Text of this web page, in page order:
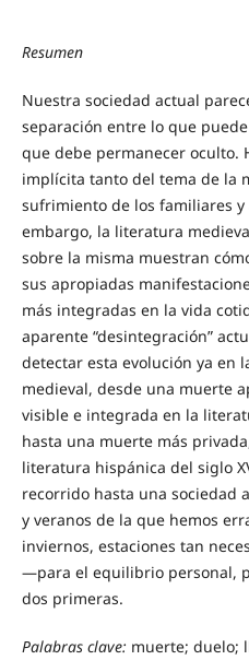
Resumen
Nuestra sociedad actual
separación entre lo que
que debe permanecer oculto.
implícita tanto del tema de la
sufrimiento de los familiares
embargo, la literatura
sobre la misma muestran
sus apropiadas
más integradas en la vida
aparente “desintegración”
detectar esta evolución ya en
medieval, desde una muerte
visible e integrada en la
hasta una muerte más
literatura hispánica del siglo
recorrido hasta una sociedad
y veranos de la que hemos
inviernos, estaciones tan
—para el equilibrio personal,
dos primeras.
Palabras clave: muerte; duelo;